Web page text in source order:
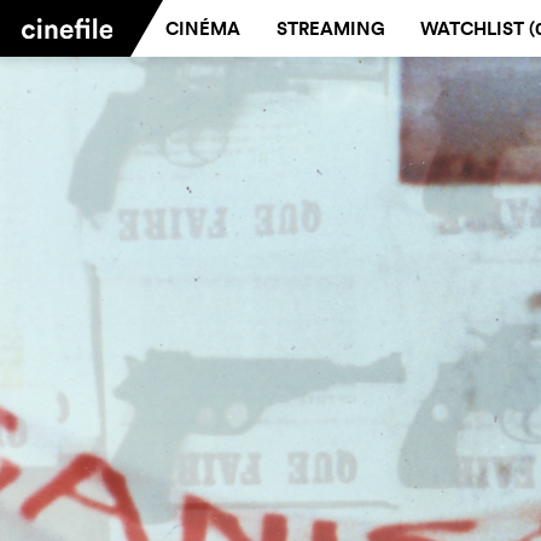
CINÉMA STREAMING WATCHLIST (